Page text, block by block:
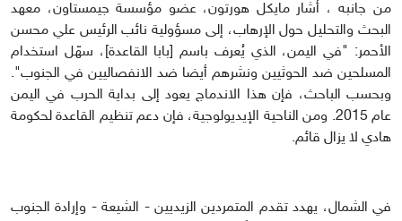
من جانبه ، أشار مايكل هورتون، عضو مؤسسة جيمستاون، معهد
البحث والتحليل حول الإرهاب، إلى مسؤولية نائب الرئيس علي محسن
الأحمر: "في اليمن، الذي يُعرف باسم [بابا القاعدة]، سهّل استخدام
المسلحين ضد الحوثيين ونشرهم أيضا ضد الانفصاليين في الجنوب".
وبحسب الباحث، فإن هذا الاندماج يعود إلى بداية الحرب في اليمن
عام 2015. ومن الناحية الإيديولوجية، فإن دعم تنظيم القاعدة لحكومة
هادي لا يزال قائم.
في الشمال، يهدد تقدم المتمردين الزيديين - الشيعة - وإرادة الجنوب